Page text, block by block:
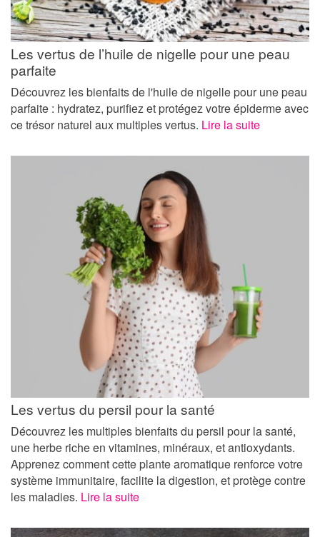
Les vertus de l’huile de nigelle pour une peau
parfaite
Découvrez les bienfaits de l'huile de nigelle pour une peau
parfaite : hydratez, purifiez et protégez votre épiderme avec
ce trésor naturel aux multiples vertus. Lire la suite
Les vertus du persil pour la santé
Découvrez les multiples bienfaits du persil pour la santé,
une herbe riche en vitamines, minéraux, et antioxydants.
Apprenez comment cette plante aromatique renforce votre
système immunitaire, facilite la digestion, et protège contre
les maladies. Lire la suite